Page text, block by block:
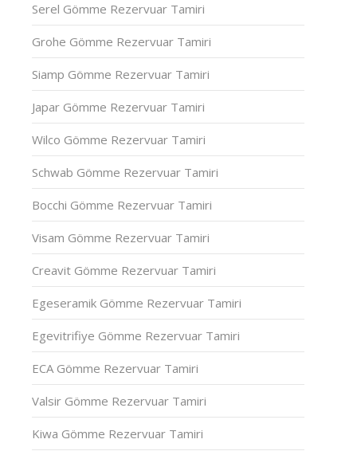
Serel Gömme Rezervuar Tamiri
Grohe Gömme Rezervuar Tamiri
Siamp Gömme Rezervuar Tamiri
Japar Gömme Rezervuar Tamiri
Wilco Gömme Rezervuar Tamiri
Schwab Gömme Rezervuar Tamiri
Bocchi Gömme Rezervuar Tamiri
Visam Gömme Rezervuar Tamiri
Creavit Gömme Rezervuar Tamiri
Egeseramik Gömme Rezervuar Tamiri
Egevitrifiye Gömme Rezervuar Tamiri
ECA Gömme Rezervuar Tamiri
Valsir Gömme Rezervuar Tamiri
Kiwa Gömme Rezervuar Tamiri